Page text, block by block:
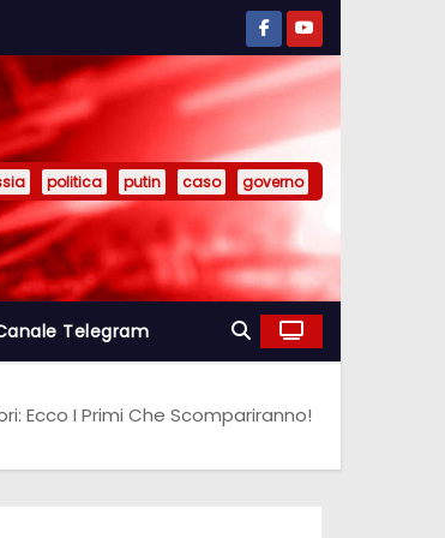
politica putin caso governo
Telegram
Ecco I Primi Che Scompariranno!